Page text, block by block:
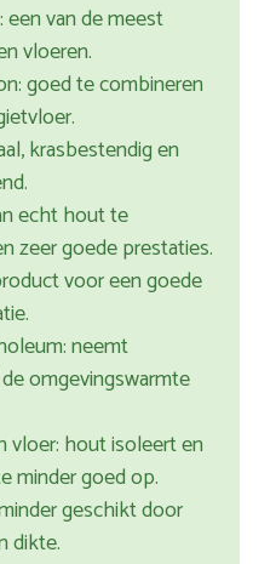
van de meest
vloeren.
goed te combineren
krasbestendig en
echt hout te
zeer goede prestaties.
voor een goede
neemt
omgevingswarmte
vloer: hout isoleert en
minder goed op.
geschikt door
dikte.